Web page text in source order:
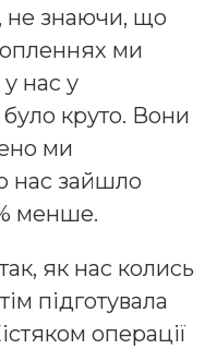
не знаючи, що
ми
нас у
круто. Вони
ми
нас зайшло
менше.
як нас колись
підготувала
операції